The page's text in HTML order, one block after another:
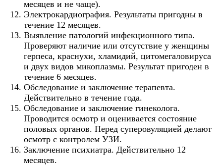
месяцев и не чаще).
Электрокардиография. Результаты пригодны в
течение 12 месяцев.
Выявление патологий инфекционного типа.
Проверяют наличие или отсутствие у женщины
герпеса, краснухи, хламидий, цитомегаловируса
и двух видов микоплазмы. Результат пригоден в
течение 6 месяцев.
Обследование и заключение терапевта.
Действительно в течение года.
Обследование и заключение гинеколога.
Проводится осмотр и оценивается состояние
половых органов. Перед суперовуляцией делают
осмотр с контролем УЗИ.
Заключение психиатра. Действительно 12
месяцев.